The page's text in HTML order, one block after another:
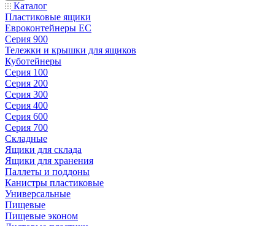
Каталог
Пластиковые ящики
Евроконтейнеры ЕС
Серия 900
Тележки и крышки для ящиков
Куботейнеры
Серия 100
Серия 200
Серия 300
Серия 400
Серия 600
Серия 700
Складные
Ящики для склада
Ящики для хранения
Паллеты и поддоны
Канистры пластиковые
Универсальные
Пищевые
Пищевые эконом